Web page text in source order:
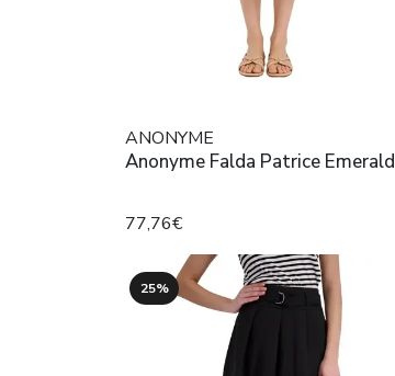
ANONYME
Anonyme Falda Patrice Emerald
77,76€
25%